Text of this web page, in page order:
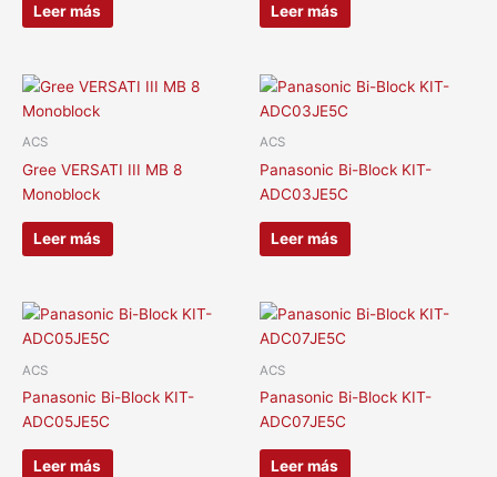
Leer más Leer más
ACS
Gree VERSATI III MB 8
Monoblock
Leer más
ACS
Panasonic Bi-Block KIT-
ADC03JE5C
Leer más
ACS
Panasonic Bi-Block KIT-
ADC05JE5C
Leer más
ACS
Panasonic Bi-Block KIT-
ADC07JE5C
Leer más